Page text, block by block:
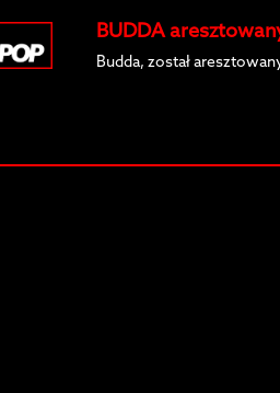
BUDDA
Budda, został